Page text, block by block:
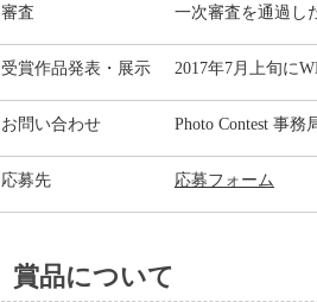
審査 一次審査を通過し
受賞作品発表・展示 2017年7月上旬に
お問い合わせ Photo Contest 事務
応募先 応募フォーム
賞品について